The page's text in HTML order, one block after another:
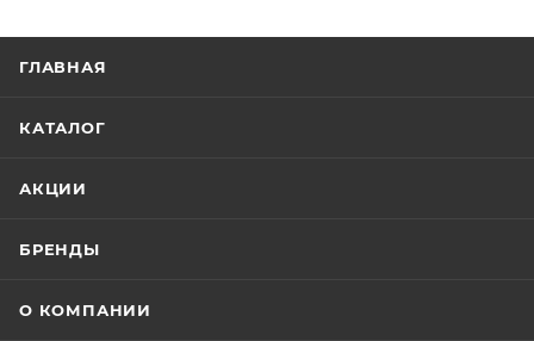
ГЛАВНАЯ
КАТАЛОГ
АКЦИИ
БРЕНДЫ
О КОМПАНИИ